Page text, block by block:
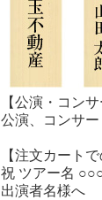
【公演・コンサ
公演、コンサー
【注文カート
祝 ツアー名
出演者名様へ